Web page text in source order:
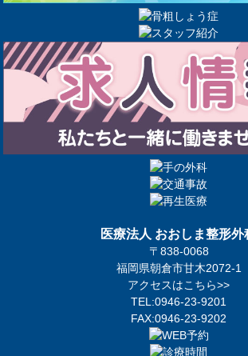
医療法人 おおしま整形外
〒838-0068
福岡県朝倉市甘木2072-1
アクセスはこちら>>
TEL:0946-23-9201
FAX:0946-23-9202